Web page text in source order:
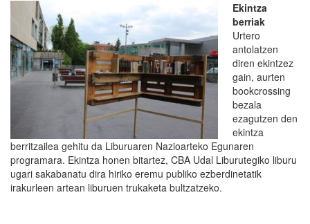
Ekintza
berriak
Urtero
antolatzen
diren ekintzez
gain, aurten
bookcrossing
bezala
ezagutzen den
ekintza
berritzailea gehitu da Liburuaren Nazioarteko Egunaren
programara. Ekintza honen bitartez, CBA Udal Liburutegiko liburu
ugari sakabanatu dira hiriko eremu publiko ezberdinetatik
irakurleen artean liburuen trukaketa bultzatzeko.